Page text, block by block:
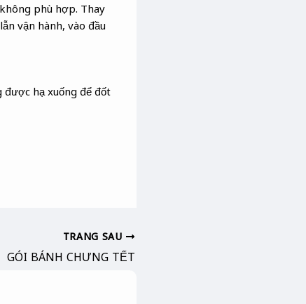
phù hợp. Thay
vận hành, vào đầu
được hạ xuống để đốt
TRANG SAU
GÓI BÁNH CHƯNG TẾT